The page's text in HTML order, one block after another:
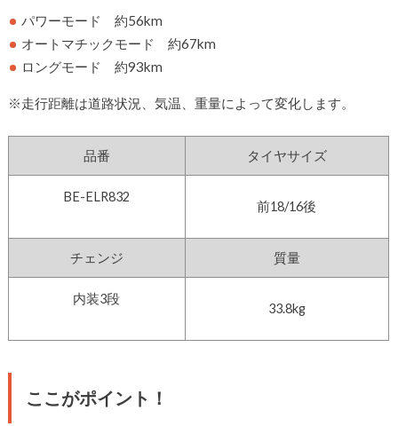
パワーモード 約56km
オートマチックモード 約67km
ロングモード 約93km
※走行距離は道路状況、気温、重量によって変化します。
品番 タイヤサイズ
BE-ELR832
前18/16後
チェンジ 質量
内装3段
33.8kg
­ここがポイント！